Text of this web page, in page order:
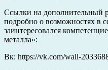
Ссылки на дополнительный
подробно о возможностях в
заинтересовался
металла»:
Вк: https://vk.com/wall-